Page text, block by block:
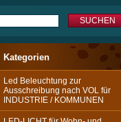
Kategorien
Led Beleuchtung zur
Ausschreibung nach VOL für
INDUSTRIE / KOMMUNEN